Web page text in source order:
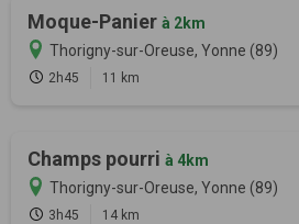
Moque-Panier à 2km
Thorigny-sur-Oreuse, Yonne (89)
2h45 11 km
Champs pourri à 4km
Thorigny-sur-Oreuse, Yonne (89)
3h45 14 km